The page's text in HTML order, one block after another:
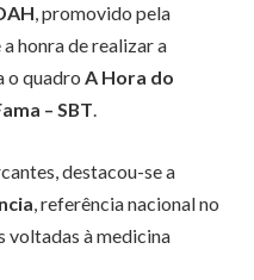
, promovido pela
a honra de realizar a
o quadro A Hora do
– SBT.
destacou-se a
, referência nacional no
voltadas à medicina